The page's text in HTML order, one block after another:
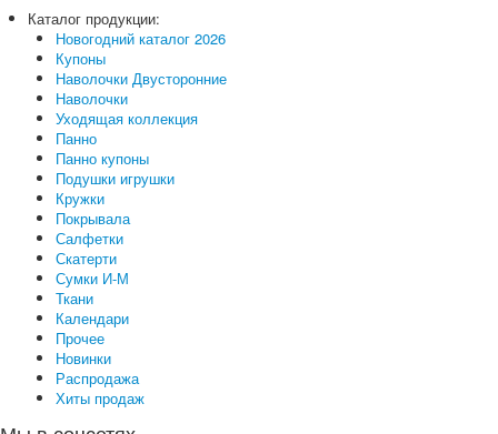
Каталог продукции:
Новогодний каталог 2026
Купоны
Наволочки Двусторонние
Наволочки
Уходящая коллекция
Панно
Панно купоны
Подушки игрушки
Кружки
Покрывала
Салфетки
Скатерти
Сумки И-М
Ткани
Календари
Прочее
Новинки
Распродажа
Хиты продаж